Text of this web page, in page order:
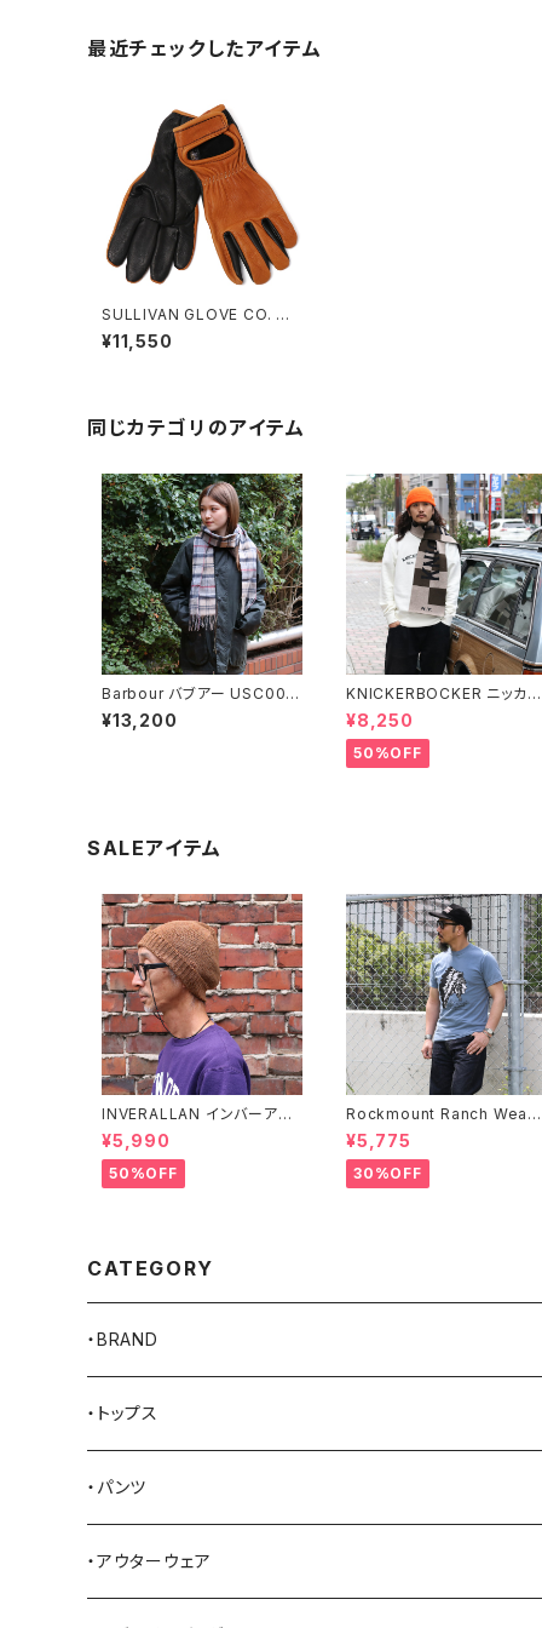
最近チェックしたアイテム
SULLIVAN GLOVE CO. サ
リバングローブ マイクビール
チームローピンググローブ
¥11,550
同じカテゴリのアイテム
Barbour バブアー USC000
2 タータン ラムズウール カシ
ミア マフラー 全8色
¥13,200
KNICKERBOCKER ニッカー
ボッカー メリノチェックスカー
フ 全2色
¥8,250
50%OFF
SALEアイテム
INVERALLAN インバーアラ
ン 100%ピュアウール ニット
キャップ 全8色
¥5,990
50%OFF
Rockmount Ranch Wear
ロックマウント ランチウェア
hief Western T-Shirt 半
Tシャツ 全2色
¥5,775
30%OFF
CATEGORY
・BRAND
AKER
Alden
ALFONSO'S OF HOLLYWOOD LEATHER
・トップス
Tシャツ
シャツ
・パンツ
ジーンズ
・アウターウェア